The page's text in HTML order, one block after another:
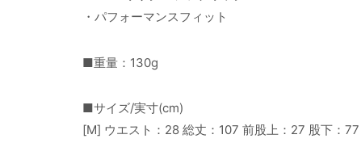
・パフォーマンスフィット
■重量：130g
■サイズ/実寸(cm)
[M] ウエスト：28 総丈：107 前股上：27 股下：